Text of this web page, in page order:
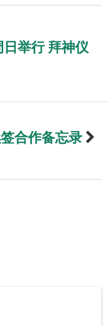
举行 拜神仪
合作备忘录